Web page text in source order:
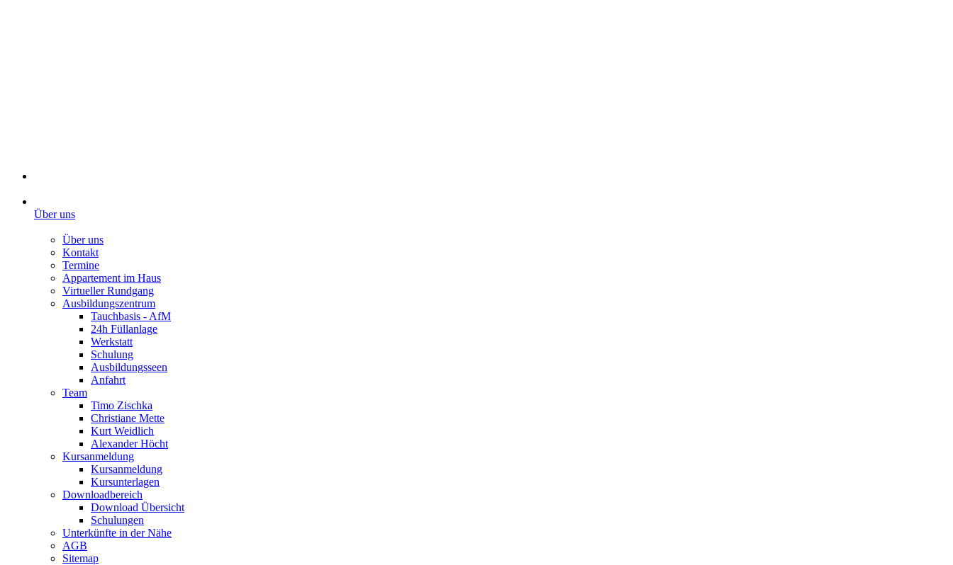
Über uns
Über uns
Kontakt
Termine
Appartement im Haus
Virtueller Rundgang
Ausbildungszentrum
Tauchbasis - AfM
24h Füllanlage
Werkstatt
Schulung
Ausbildungsseen
Anfahrt
Team
Timo Zischka
Christiane Mette
Kurt Weidlich
Alexander Höcht
Kursanmeldung
Kursanmeldung
Kursunterlagen
Downloadbereich
Download Übersicht
Schulungen
Unterkünfte in der Nähe
AGB
Sitemap